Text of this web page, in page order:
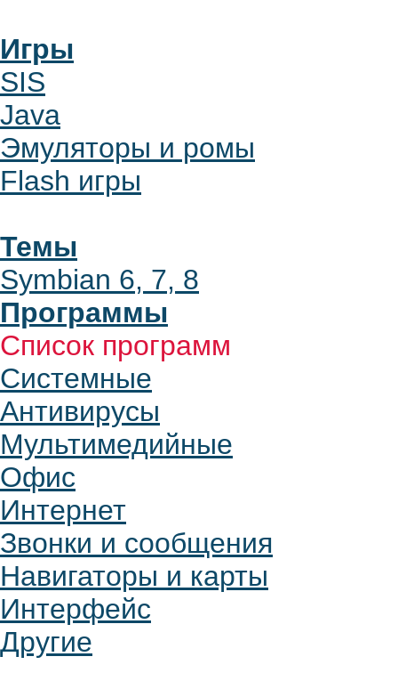
Игры
SIS
Java
Эмуляторы и ромы
Flash игры
Темы
Symbian 6, 7, 8
Программы
Список программ
Системные
Антивирусы
Мультимедийные
Офис
Интернет
Звонки и сообщения
Навигаторы и карты
Интерфейс
Другие